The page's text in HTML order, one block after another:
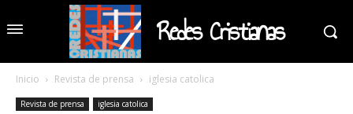
Redes Cristianas
Inicio Revista de prensa iglesia catolica
Revista de prensa iglesia catolica